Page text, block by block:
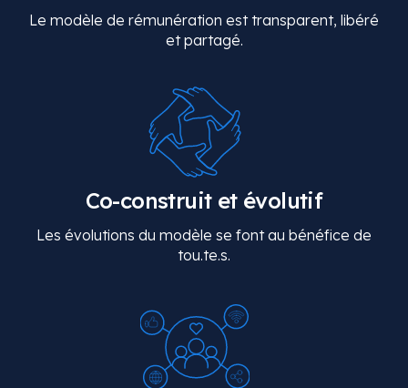
Le modèle de rémunération est transparent, libéré
et partagé.
Co-construit et évolutif
Les évolutions du modèle se font au bénéfice de
tou.te.s.